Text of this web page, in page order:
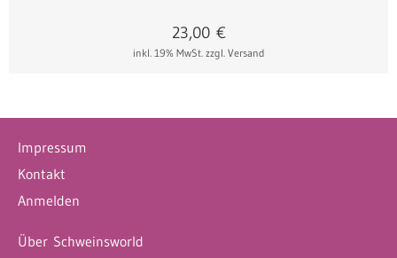
inkl. 19% MwSt. zzgl. Versand
23,00€
Impressum
Kontakt
Anmelden
Über Schweinsworld